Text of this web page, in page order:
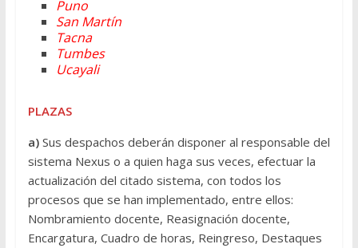
Puno
San Martín
Tacna
Tumbes
Ucayali
PLAZAS
a)Sus despachos deberán disponer al responsable del
sistema Nexus o a quien haga sus veces, efectuar la
actualización del citado sistema, con todos los
procesos que se han implementado, entre ellos:
Nombramiento docente, Reasignación docente,
Encargatura, Cuadro de horas, Reingreso, Destaques